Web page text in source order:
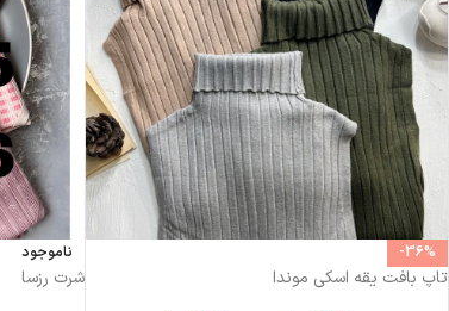
-36%
تاپ بافت یقه اسکی موندا
ناموجود
شرت رزسا